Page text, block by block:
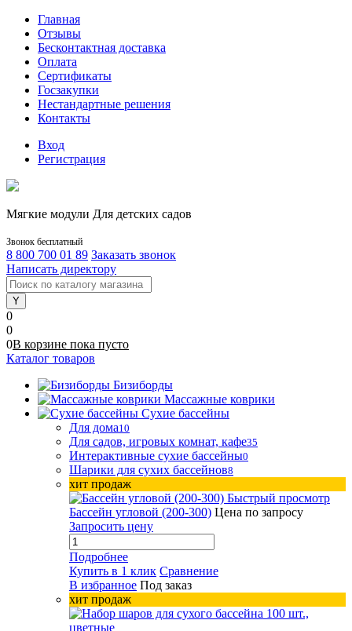
Главная
Отзывы
Бесконтактная доставка
Оплата
Сертификаты
Госзакупки
Нестандартные решения
Контакты
Вход
Регистрация
Мягкие модули Для детских садов
Звонок бесплатный
8 800 700 01 89 Заказать звонок
Написать директору
0
0
0В корзине пока пусто
Каталог товаров
Бизиборды
Массажные коврики
Сухие бассейны
Для дома10
Для садов, игровых комнат, кафе35
Интерактивные сухие бассейны0
Шарики для сухих бассейнов8
хит продаж
Быстрый просмотр
Бассейн угловой (200-300) Цена по запросу
Запросить цену
Подробнее
Купить в 1 клик Сравнение
В избранное Под заказ
хит продаж